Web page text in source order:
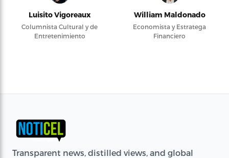
Luisito Vigoreaux
Columnista Cultural y de
Entretenimiento
William Maldonado
Economista y Estratega
Financiero
Transparent news, distilled views, and global